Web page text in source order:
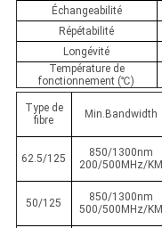
Échangeabilité
Répétabilité
Longévité
Température de
fonctionnement (℃)
Type de
fibre
Min.Bandwidth
62.5/125
850/1300nm
200/500MHz/KM
50/125
850/1300nm
500/500MHz/KM